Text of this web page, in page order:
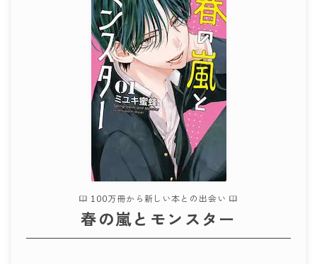
100万冊から新しい本との出会い
春の嵐とモンスター